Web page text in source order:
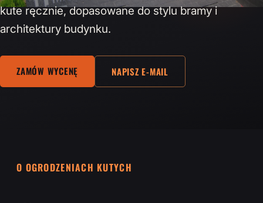
kute ręcznie, dopasowane do stylu bramy i
architektury budynku.
ZAMÓW WYCENĘ NAPISZ E-MAIL
O OGRODZENIACH KUTYCH